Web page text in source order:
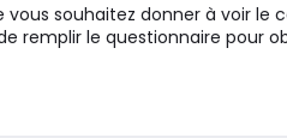
souhaitez donner à voir le
remplir le questionnaire pour